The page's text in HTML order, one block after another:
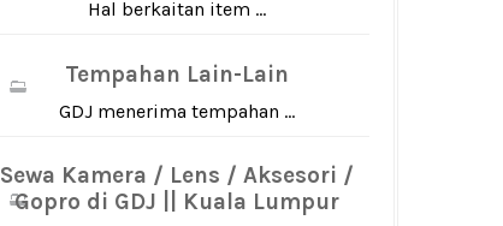
Hal berkaitan item ...
Tempahan Lain-Lain
GDJ menerima tempahan ...
Sewa Kamera / Lens / Aksesori /
Gopro di GDJ || Kuala Lumpur